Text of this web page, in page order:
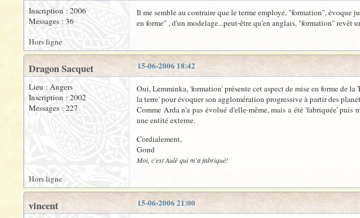
Inscription : 2006
Messages : 36
Il me semble au contraire que le terme employé, "formation", évoque
en forme" , d'un modelage...peut-être qu'en anglais, "formation" revêt
Hors ligne
15-06-2006 18:42
Dragon Sacquet
Lieu : Angers
Inscription : 2002
Messages : 227
Oui, Lemminka, 'formation' présente cet aspect de mise en forme de
la terre' pour évoquer son agglomération progressive à partir des
Comme Arda n'a pas évolué d'elle-même, mais a été 'fabriquée'
une entité externe.
Cordialement,
Gond
Moi, c'est Aulë qui m'a fabriqué!
Hors ligne
15-06-2006 21:00
vincent